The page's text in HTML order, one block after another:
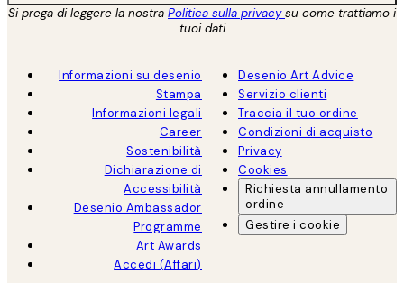
Si prega di leggere la nostra Politica sulla privacysu come trattiamo i
tuoi dati
Informazioni su desenio
Stampa
Informazioni legali
Career
Sostenibilità
Dichiarazione di
Accessibilità
Desenio Ambassador
Programme
Art Awards
Accedi (Affari)
Desenio Art Advice
Servizio clienti
Traccia il tuo ordine
Condizioni di acquisto
Privacy
Cookies
Richiesta annullamento
ordine
Gestire i cookie